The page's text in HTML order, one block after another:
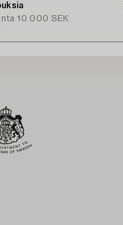
10 000 SEK